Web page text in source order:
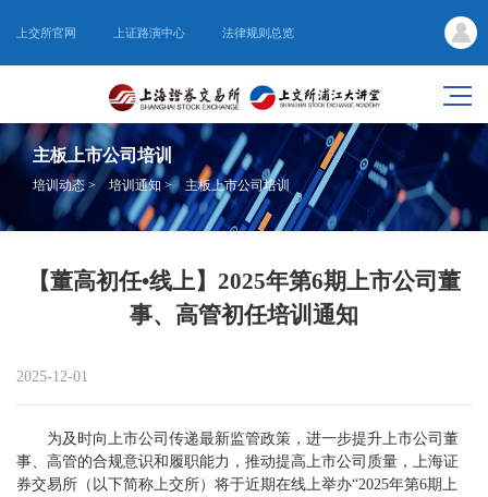
上交所官网 上证路演中心 法律规则总览
主板上市公司培训
培训动态 > 培训通知 > 主板上市公司培训
【董高初任•线上】2025年第6期上市公司董
事、高管初任培训通知
2025-12-01
为及时向上市公司传递最新监管政策，进一步提升上市公司董
事、高管的合规意识和履职能力，推动提高上市公司质量，上海证
券交易所（以下简称上交所）将于近期在线上举办“2025年第6期上